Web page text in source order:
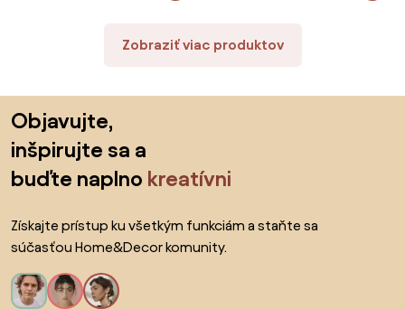
Zobraziť viac produktov
Objavujte,
inšpirujte sa a
buďte naplno kreatívni
Získajte prístup ku všetkým funkciám a staňte sa
súčasťou Home&Decor komunity.